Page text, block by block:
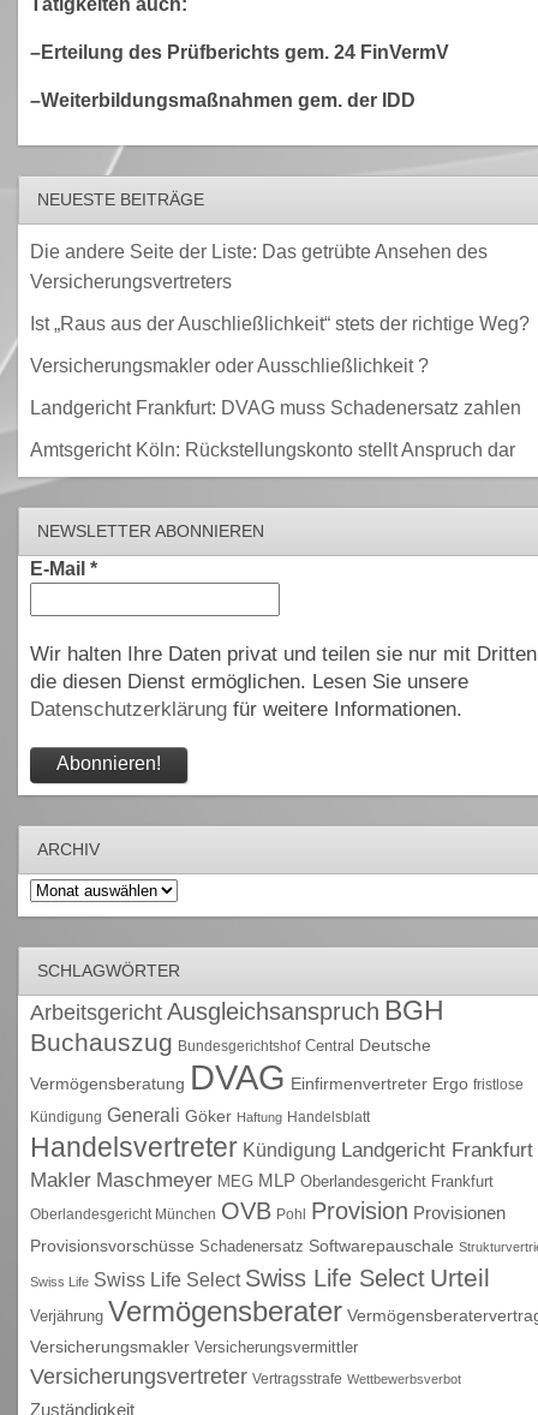
–Erteilung des Prüfberichts gem. 24 FinVermV
–Weiterbildungsmaßnahmen gem. der IDD
NEUESTE BEITRÄGE
Die andere Seite der Liste: Das getrübte Ansehen des
Versicherungsvertreters
Ist „Raus aus der Auschließlichkeit“ stets der richtige Weg?
Versicherungsmakler oder Ausschließlichkeit ?
Landgericht Frankfurt: DVAG muss Schadenersatz zahlen
Amtsgericht Köln: Rückstellungskonto stellt Anspruch dar
NEWSLETTER ABONNIEREN
E-Mail *
Wir halten Ihre Daten privat und teilen sie nur mit
die diesen Dienst ermöglichen. Lesen Sie unsere
Datenschutzerklärungfür weitere Informationen.
ARCHIV
Archiv
SCHLAGWÖRTER
Arbeitsgericht Ausgleichsanspruch BGH
Buchauszug Bundesgerichtshof Central Deutsche
Vermögensberatung DVAG Einfirmenvertreter Ergo fristlose
Kündigung Generali Göker Haftung Handelsblatt
Handelsvertreter Kündigung Landgericht Frankfurt
Makler Maschmeyer MEG MLP Oberlandesgericht Frankfurt
Oberlandesgericht München OVB Pohl Provision Provisionen
Provisionsvorschüsse Schadenersatz Softwarepauschale
Swiss Life Swiss Life Select Swiss Life Select Urteil
Verjährung Vermögensberater
Versicherungsmakler Versicherungsvermittler
Versicherungsvertreter Vertragsstrafe Wettbewerbsverbot
Zuständigkeit